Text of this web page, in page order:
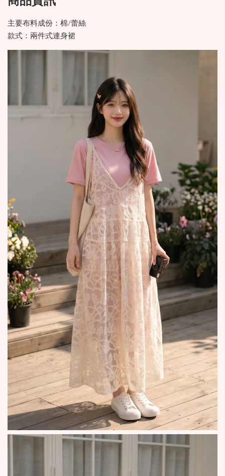
主要布料成份：棉/蕾絲
款式：兩件式連身裙